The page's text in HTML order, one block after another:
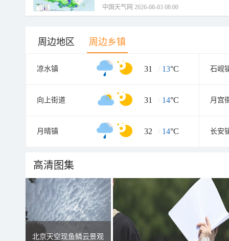
中国天气网 2026-08-03 08:00
周边地区 周边乡镇
凉水镇 31 / 13°C 石岘
向上街道 31 / 14°C 月宫
月晴镇 32 / 14°C 长安
高清图集
北京天空现鱼鳞云景观